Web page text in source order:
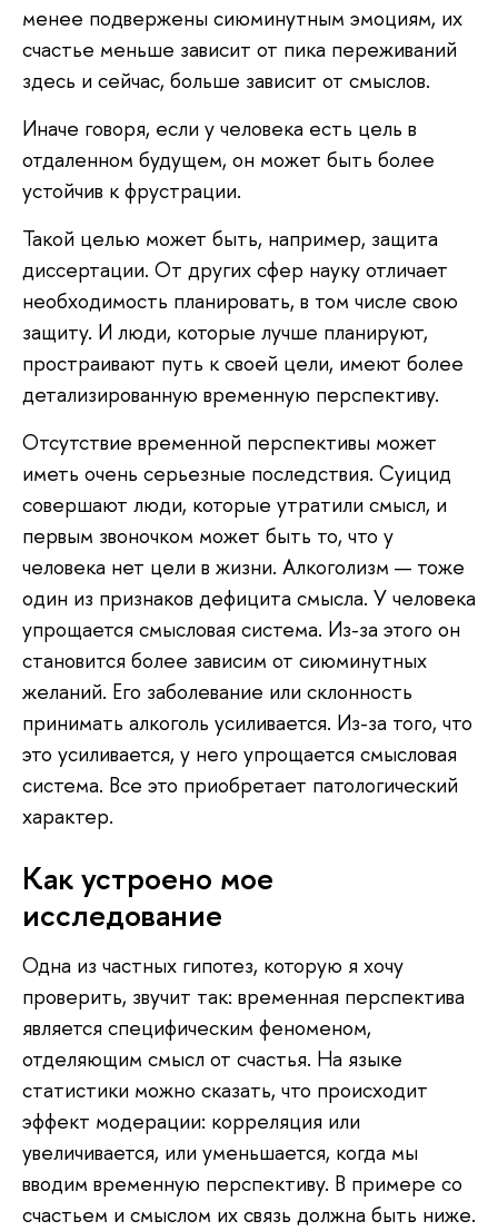
менее подвержены сиюминутным эмоциям, их
счастье меньше зависит от пика переживаний
здесь и сейчас, больше зависит от смыслов.
Иначе говоря, если у человека есть цель в
отдаленном будущем, он может быть более
устойчив к фрустрации.
Такой целью может быть, например, защита
диссертации. От других сфер науку отличает
необходимость планировать, в том числе свою
защиту. И люди, которые лучше планируют,
простраивают путь к своей цели, имеют более
детализированную временную перспективу.
Отсутствие временной перспективы может
иметь очень серьезные последствия. Суицид
совершают люди, которые утратили смысл, и
первым звоночком может быть то, что у
человека нет цели в жизни. Алкоголизм — тоже
один из признаков дефицита смысла. У человека
упрощается смысловая система. Из-за этого он
становится более зависим от сиюминутных
желаний. Его заболевание или склонность
принимать алкоголь усиливается. Из-за того, что
это усиливается, у него упрощается смысловая
система. Все это приобретает патологический
характер.
Как устроено мое
исследование
Одна из частных гипотез, которую я хочу
проверить, звучит так: временная перспектива
является специфическим феноменом,
отделяющим смысл от счастья. На языке
статистики можно сказать, что происходит
эффект модерации: корреляция или
увеличивается, или уменьшается, когда мы
вводим временную перспективу. В примере со
счастьем и смыслом их связь должна быть ниже.